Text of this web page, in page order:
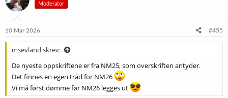
j
o
e
Moderator
10 Mar 2026 #455
msevland skrev:
De nyeste oppskriftene er fra NM25, som overskriften antyder.
Det finnes en egen tråd for NM26
Vi må først dømme før NM26 legges ut